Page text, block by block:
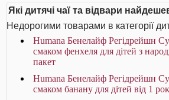
Які дитячі чаї та відвари
Недорогими товарами в категорії
Humana Бенелайф Регідрейшн
смаком фенхеля для дітей з
пакет
Humana Бенелайф Регідрейшн
смаком банану для дітей від 1